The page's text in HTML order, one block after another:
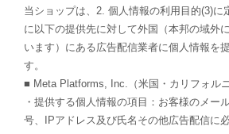
当ショップは、2. 個人情報の利用目的(3)に
に以下の提供先に対して外国（本邦の域外
います）にある広告配信業者に個人情報を
す。
■ Meta Platforms, Inc.（米国・カリフォルニ
・提供する個人情報の項目：お客様のメー
号、IPアドレス及び氏名その他広告配信に